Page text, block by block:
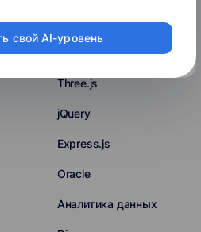
Python
HTML+CSS
Three.js
jQuery
Express.js
Oracle
Аналитика данных
свой AI-уровень